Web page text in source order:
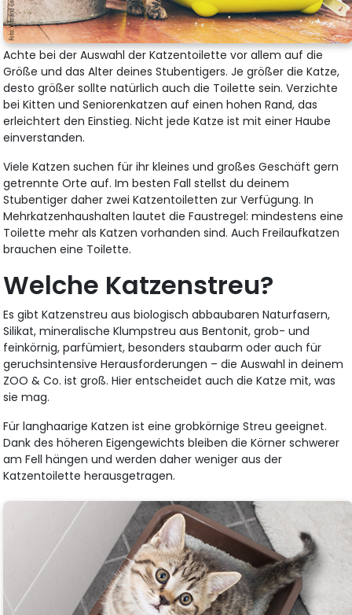
Achte bei der Auswahl der Katzentoilette vor allem auf die
Größe und das Alter deines Stubentigers. Je größer die Katze,
desto größer sollte natürlich auch die Toilette sein. Verzichte
bei Kitten und Seniorenkatzen auf einen hohen Rand, das
erleichtert den Einstieg. Nicht jede Katze ist mit einer Haube
einverstanden.
Viele Katzen suchen für ihr kleines und großes Geschäft gern
getrennte Orte auf. Im besten Fall stellst du deinem
Stubentiger daher zwei Katzentoiletten zur Verfügung. In
Mehrkatzenhaushalten lautet die Faustregel: mindestens eine
Toilette mehr als Katzen vorhanden sind. Auch Freilaufkatzen
brauchen eine Toilette.
Welche Katzenstreu?
Es gibt Katzenstreu aus biologisch abbaubaren Naturfasern,
Silikat, mineralische Klumpstreu aus Bentonit, grob- und
feinkörnig, parfümiert, besonders staubarm oder auch für
geruchsintensive Herausforderungen – die Auswahl in deinem
ZOO & Co. ist groß. Hier entscheidet auch die Katze mit, was
sie mag.
Für langhaarige Katzen ist eine grobkörnige Streu geeignet.
Dank des höheren Eigengewichts bleiben die Körner schwerer
am Fell hängen und werden daher weniger aus der
Katzentoilette herausgetragen.